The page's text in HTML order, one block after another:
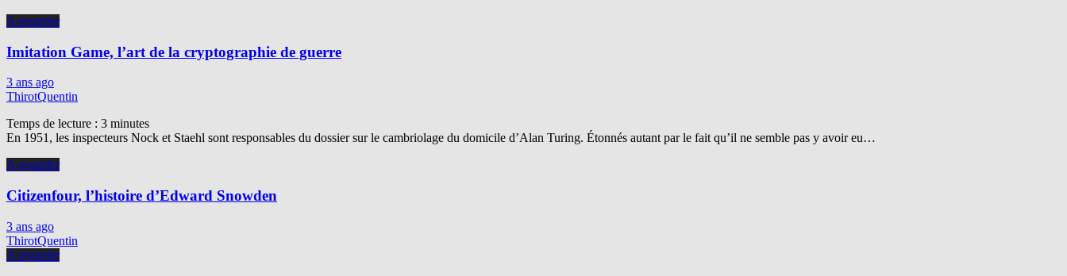
A regarder
Imitation Game, l’art de la cryptographie de guerre
3 ans ago
ThirotQuentin
Temps de lecture : 3 minutes
En 1951, les inspecteurs Nock et Staehl sont responsables du dossier sur le cambriolage du domicile d’Alan Turing. Étonnés autant par le fait qu’il ne semble pas y avoir eu…
A regarder
Citizenfour, l’histoire d’Edward Snowden
3 ans ago
ThirotQuentin
A regarder